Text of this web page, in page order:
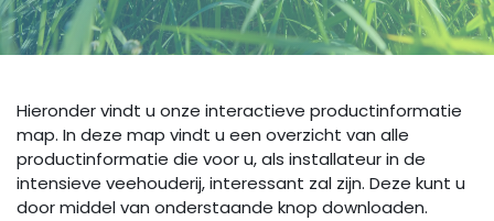
Hieronder vindt u onze interactieve productinformatie
map. In deze map vindt u een overzicht van alle
productinformatie die voor u, als installateur in de
intensieve veehouderij, interessant zal zijn. Deze kunt u
door middel van onderstaande knop downloaden.